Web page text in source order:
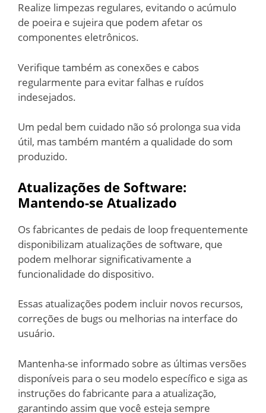
Realize limpezas regulares, evitando o acúmulo
de poeira e sujeira que podem afetar os
componentes eletrônicos.
Verifique também as conexões e cabos
regularmente para evitar falhas e ruídos
indesejados.
Um pedal bem cuidado não só prolonga sua vida
útil, mas também mantém a qualidade do som
produzido.
Atualizações de Software:
Mantendo-se Atualizado
Os fabricantes de pedais de loop frequentemente
disponibilizam atualizações de software, que
podem melhorar significativamente a
funcionalidade do dispositivo.
Essas atualizações podem incluir novos recursos,
correções de bugs ou melhorias na interface do
usuário.
Mantenha-se informado sobre as últimas versões
disponíveis para o seu modelo específico e siga as
instruções do fabricante para a atualização,
garantindo assim que você esteja sempre